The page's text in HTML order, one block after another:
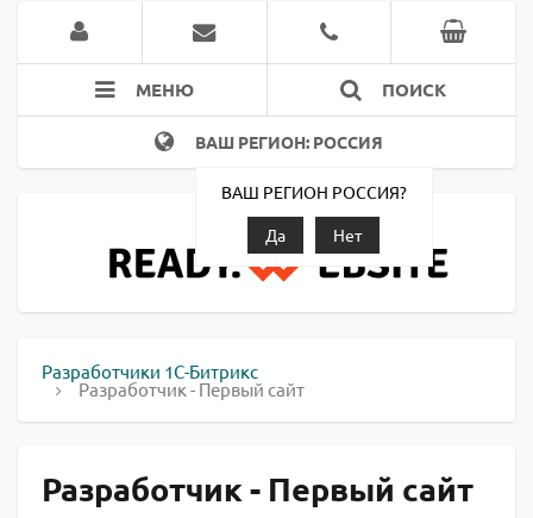
МЕНЮ ПОИСК
ВАШ РЕГИОН: РОССИЯ
ВАШ РЕГИОН РОССИЯ?
Да
Нет
Разработчики 1С-Битрикс
Разработчик - Первый сайт
Разработчик - Первый сайт